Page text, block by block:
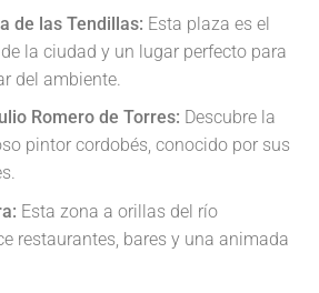
de las Tendillas: Esta plaza es el
la ciudad y un lugar perfecto para
del ambiente.
Romero de Torres: Descubre la
pintor cordobés, conocido por sus
Esta zona a orillas del río
restaurantes, bares y una animada